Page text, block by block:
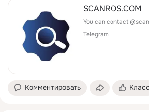
SCANROS.COM
You can contact
Telegram
Комментировать Класс